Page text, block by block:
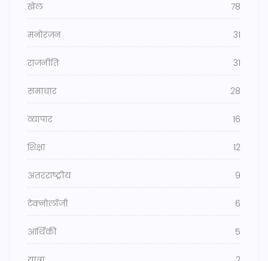
खेल 78
मनोरंजन 31
राजनीति 31
समाचार 28
व्यापार 16
शिक्षा 12
अंतरराष्ट्रीय 9
टेक्नोलॉजी 6
आर्थिकी 5